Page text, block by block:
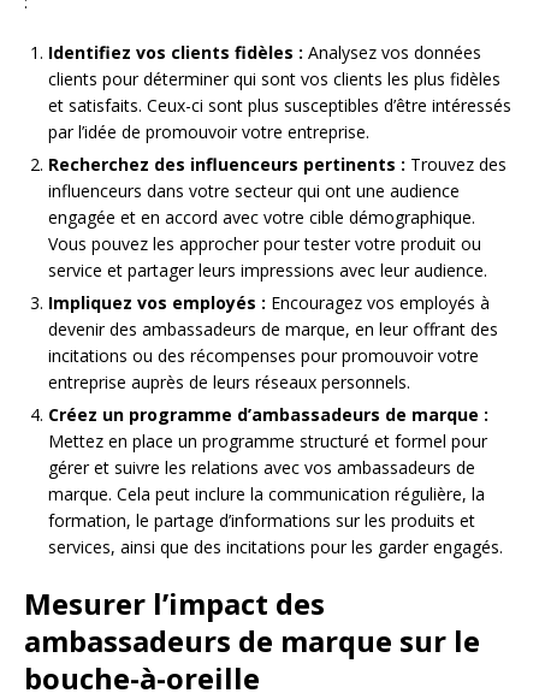
Identifiez vos clients fidèles : Analysez vos données
clients pour déterminer qui sont vos clients les plus fidèles
et satisfaits. Ceux-ci sont plus susceptibles d’être intéressés
par l’idée de promouvoir votre entreprise.
Recherchez des influenceurs pertinents : Trouvez des
influenceurs dans votre secteur qui ont une audience
engagée et en accord avec votre cible démographique.
Vous pouvez les approcher pour tester votre produit ou
service et partager leurs impressions avec leur audience.
Impliquez vos employés : Encouragez vos employés à
devenir des ambassadeurs de marque, en leur offrant des
incitations ou des récompenses pour promouvoir votre
entreprise auprès de leurs réseaux personnels.
Créez un programme d’ambassadeurs de marque :
Mettez en place un programme structuré et formel pour
gérer et suivre les relations avec vos ambassadeurs de
marque. Cela peut inclure la communication régulière, la
formation, le partage d’informations sur les produits et
services, ainsi que des incitations pour les garder engagés.
Mesurer l’impact des
ambassadeurs de marque sur le
bouche-à-oreille